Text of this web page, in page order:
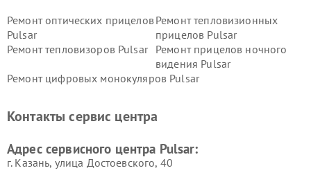
Ремонт оптических прицелов
Pulsar
Ремонт тепловизионных
прицелов Pulsar
Ремонт тепловизоров Pulsar
Ремонт прицелов ночного
видения Pulsar
Ремонт цифровых монокуляров Pulsar
Контакты сервис центра
Адрес сервисного центра Pulsar:
г. Казань, улица Достоевского, 40